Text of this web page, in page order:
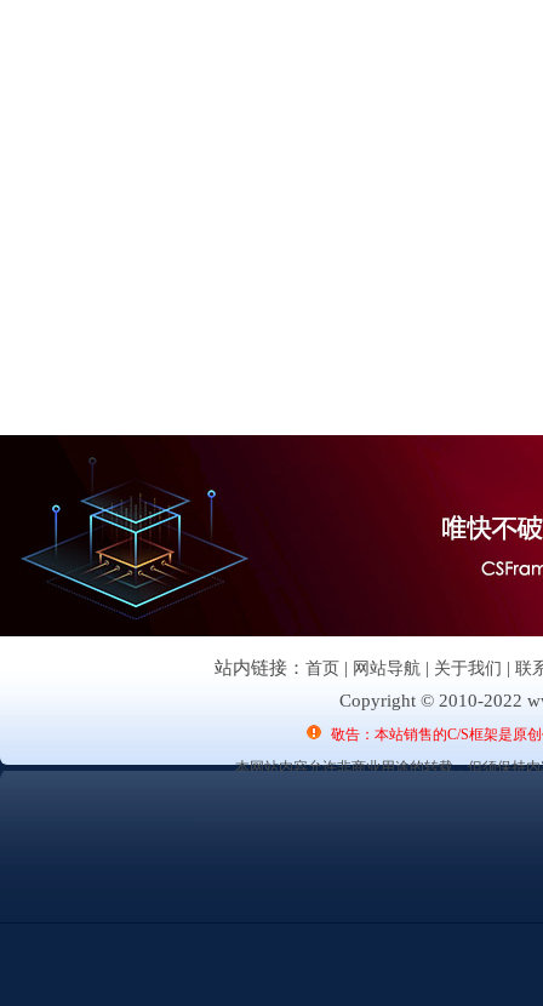
站内链接： 首页 | 网站导航 | 关于我们 | 联
Copyright © 2010-2022
敬告：本站销售的C/S框架是原
本网站内容允许非商业用途的转载，但须保持